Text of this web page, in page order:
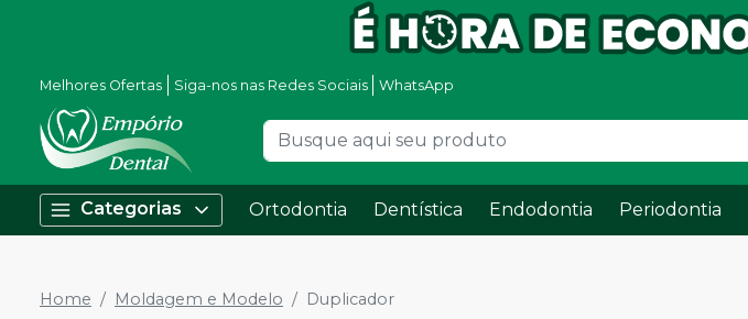
Melhores Ofertas Siga-nos nas Redes Sociais WhatsApp
Categorias Ortodontia Dentística Endodontia Periodontia
Home Moldagem e Modelo Duplicador